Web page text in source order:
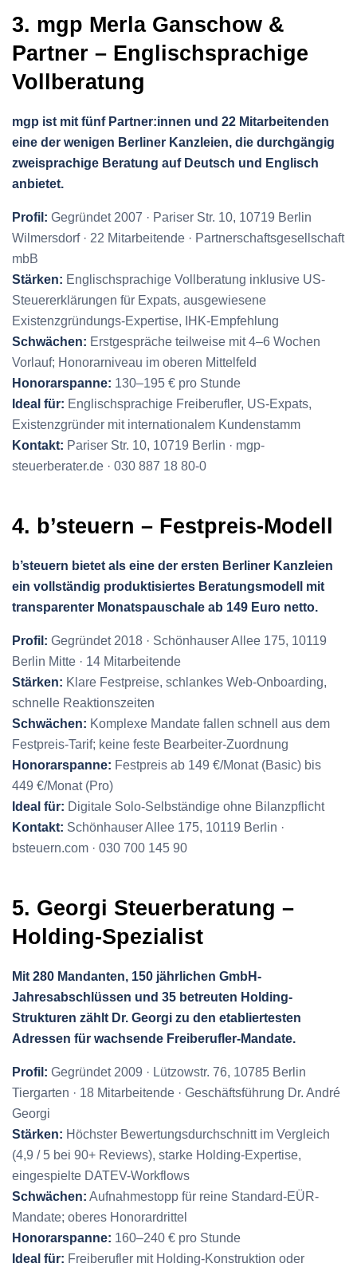
3. mgp Merla Ganschow &
Partner – Englischsprachige
Vollberatung
mgp ist mit fünf Partner:innen und 22 Mitarbeitenden
eine der wenigen Berliner Kanzleien, die durchgängig
zweisprachige Beratung auf Deutsch und Englisch
anbietet.
Profil: Gegründet 2007 · Pariser Str. 10, 10719 Berlin
Wilmersdorf · 22 Mitarbeitende · Partnerschaftsgesellschaft
mbB
Stärken: Englischsprachige Vollberatung inklusive US-
Steuererklärungen für Expats, ausgewiesene
Existenzgründungs-Expertise, IHK-Empfehlung
Schwächen: Erstgespräche teilweise mit 4–6 Wochen
Vorlauf; Honorarniveau im oberen Mittelfeld
Honorarspanne: 130–195 € pro Stunde
Ideal für: Englischsprachige Freiberufler, US-Expats,
Existenzgründer mit internationalem Kundenstamm
Kontakt: Pariser Str. 10, 10719 Berlin · mgp-
steuerberater.de · 030 887 18 80-0
4. b’steuern – Festpreis-Modell
b’steuern bietet als eine der ersten Berliner Kanzleien
ein vollständig produktisiertes Beratungsmodell mit
transparenter Monatspauschale ab 149 Euro netto.
Profil: Gegründet 2018 · Schönhauser Allee 175, 10119
Berlin Mitte · 14 Mitarbeitende
Stärken: Klare Festpreise, schlankes Web-Onboarding,
schnelle Reaktionszeiten
Schwächen: Komplexe Mandate fallen schnell aus dem
Festpreis-Tarif; keine feste Bearbeiter-Zuordnung
Honorarspanne: Festpreis ab 149 €/Monat (Basic) bis
449 €/Monat (Pro)
Ideal für: Digitale Solo-Selbständige ohne Bilanzpflicht
Kontakt: Schönhauser Allee 175, 10119 Berlin ·
bsteuern.com · 030 700 145 90
5. Georgi Steuerberatung –
Holding-Spezialist
Mit 280 Mandanten, 150 jährlichen GmbH-
Jahresabschlüssen und 35 betreuten Holding-
Strukturen zählt Dr. Georgi zu den etabliertesten
Adressen für wachsende Freiberufler-Mandate.
Profil: Gegründet 2009 · Lützowstr. 76, 10785 Berlin
Tiergarten · 18 Mitarbeitende · Geschäftsführung Dr. André
Georgi
Stärken: Höchster Bewertungsdurchschnitt im Vergleich
(4,9 / 5 bei 90+ Reviews), starke Holding-Expertise,
eingespielte DATEV-Workflows
Schwächen: Aufnahmestopp für reine Standard-EÜR-
Mandate; oberes Honorardrittel
Honorarspanne: 160–240 € pro Stunde
Ideal für: Freiberufler mit Holding-Konstruktion oder